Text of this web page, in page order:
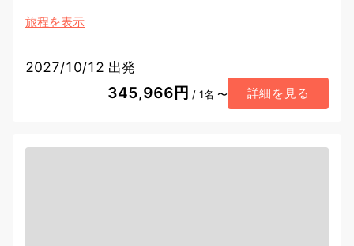
旅程を表示
2027/10/12 出発
345,966円 / 1名 〜 詳細を見る